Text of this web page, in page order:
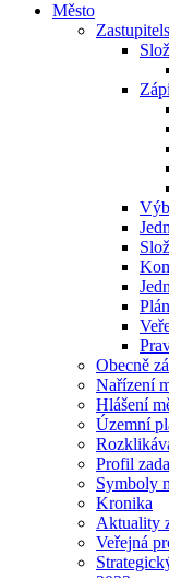
Město
Obecně
Nařízení
Hlášení
Územní
Profil
Symboly
Kronika
Aktuality
Veřejná